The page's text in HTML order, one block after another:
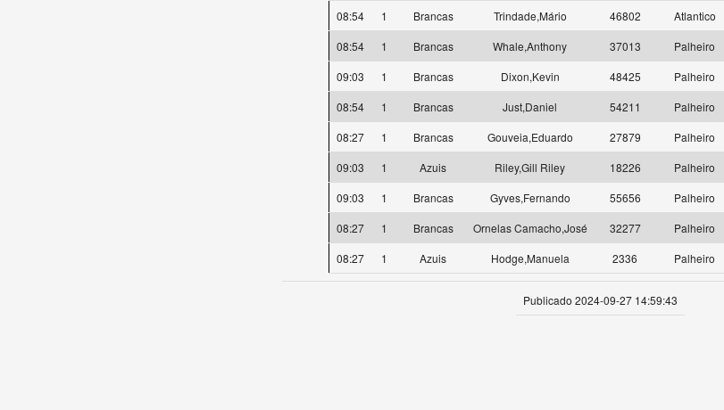
08:54
1 Brancas Trindade,Mário 46802 Atlantico
08:54
1 Brancas Whale,Anthony 37013 Palheiro
09:03
1 Brancas Dixon,Kevin 48425 Palheiro
08:54
1 Brancas Just,Daniel 54211 Palheiro
08:27
1 Brancas Gouveia,Eduardo 27879 Palheiro
09:03
1 Azuis Riley,Gill Riley 18226 Palheiro
09:03
1 Brancas Gyves,Fernando 55656 Palheiro
08:27
1 Brancas Ornelas Camacho,José 32277 Palheiro
08:27
1 Azuis Hodge,Manuela 2336 Palheiro
Publicado 2024-09-27 14:59:43